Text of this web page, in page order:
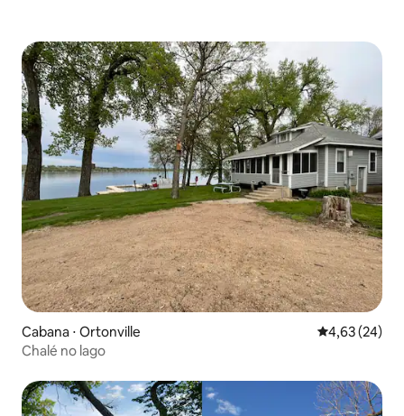
Cabana ⋅ Ortonville 4,63 de uma
4,63 (24)
Chalé no lago